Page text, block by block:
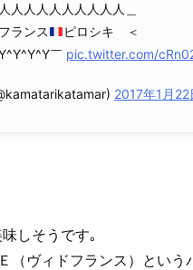
人人人人人人人人人＿
フランス
ピロシキ ＜
￣ pic.twitter.com/
2017年1月22
しそうです｡
（ヴィドフランス）という